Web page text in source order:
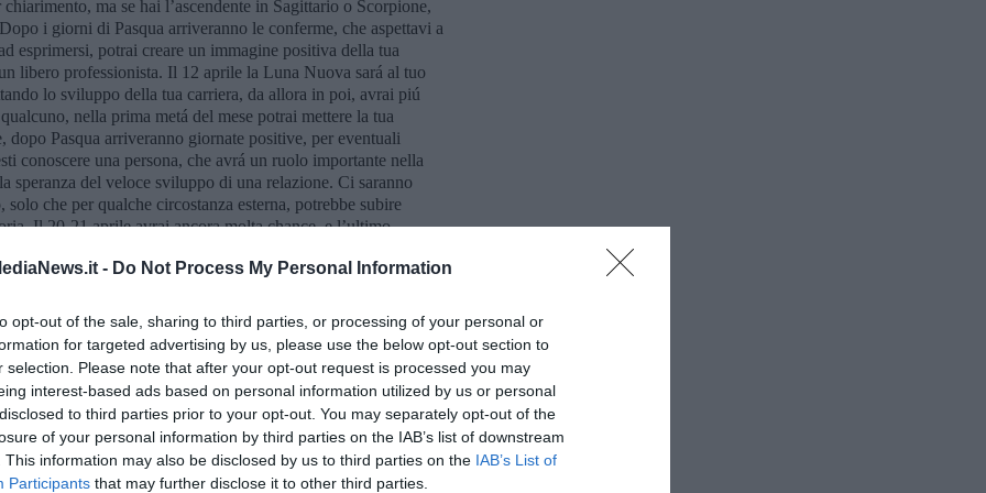
- Do Not Process My Personal Information
opt-out of the sale, sharing to third parties, or processing of your personal or
for targeted advertising by us, please use the below opt-out section to
selection. Please note that after your opt-out request is processed you may
interest-based ads based on personal information utilized by us or personal
to third parties prior to your opt-out. You may separately opt-out of the
of your personal information by third parties on the IAB’s list of downstream
This information may also be disclosed by us to third parties on the IAB’s List of
Participants that may further disclose it to other third parties.
ma se hai l’ascendente in Sagittario o Scorpione,
i giorni di Pasqua arriveranno le conferme, che aspettavi a
esprimersi, potrai creare un immagine positiva della tua
libero professionista. Il 12 aprile la Luna Nuova sará al tuo
lo sviluppo della tua carriera, da allora in poi, avrai piú
nella prima metá del mese potrai mettere la tua
dopo Pasqua arriveranno giornate positive, per eventuali
conoscere una persona, che avrá un ruolo importante nella
speranza del veloce sviluppo di una relazione. Ci saranno
che per qualche circostanza esterna, potrebbe subire
Il 20-21 aprile avrai ancora molta chance, e l’ultimo
speravi da tempo, nel campo lavorativo. Dopo Pasqua
del mese potresti avere una possibilitá professionale in
potrebbe arrivare quello giusto. É molto probabile che si
danno la possibilitá ampia di settori lavorativi
di dedicarti ad un altro tipo di attivitá, rispetto a quello che hai
se hai un’azienda potresti creare il marketing giusto
vita sentimentale, se hai una relazione, dovresti aver passato
certezze arriveranno dopo il 14 aprile, con l’entrata di